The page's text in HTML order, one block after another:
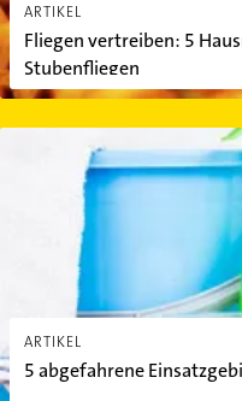
ARTIKEL
Fliegen vertreiben: 5
Stubenfliegen
ARTIKEL
5 abgefahrene
5 abgefahrene